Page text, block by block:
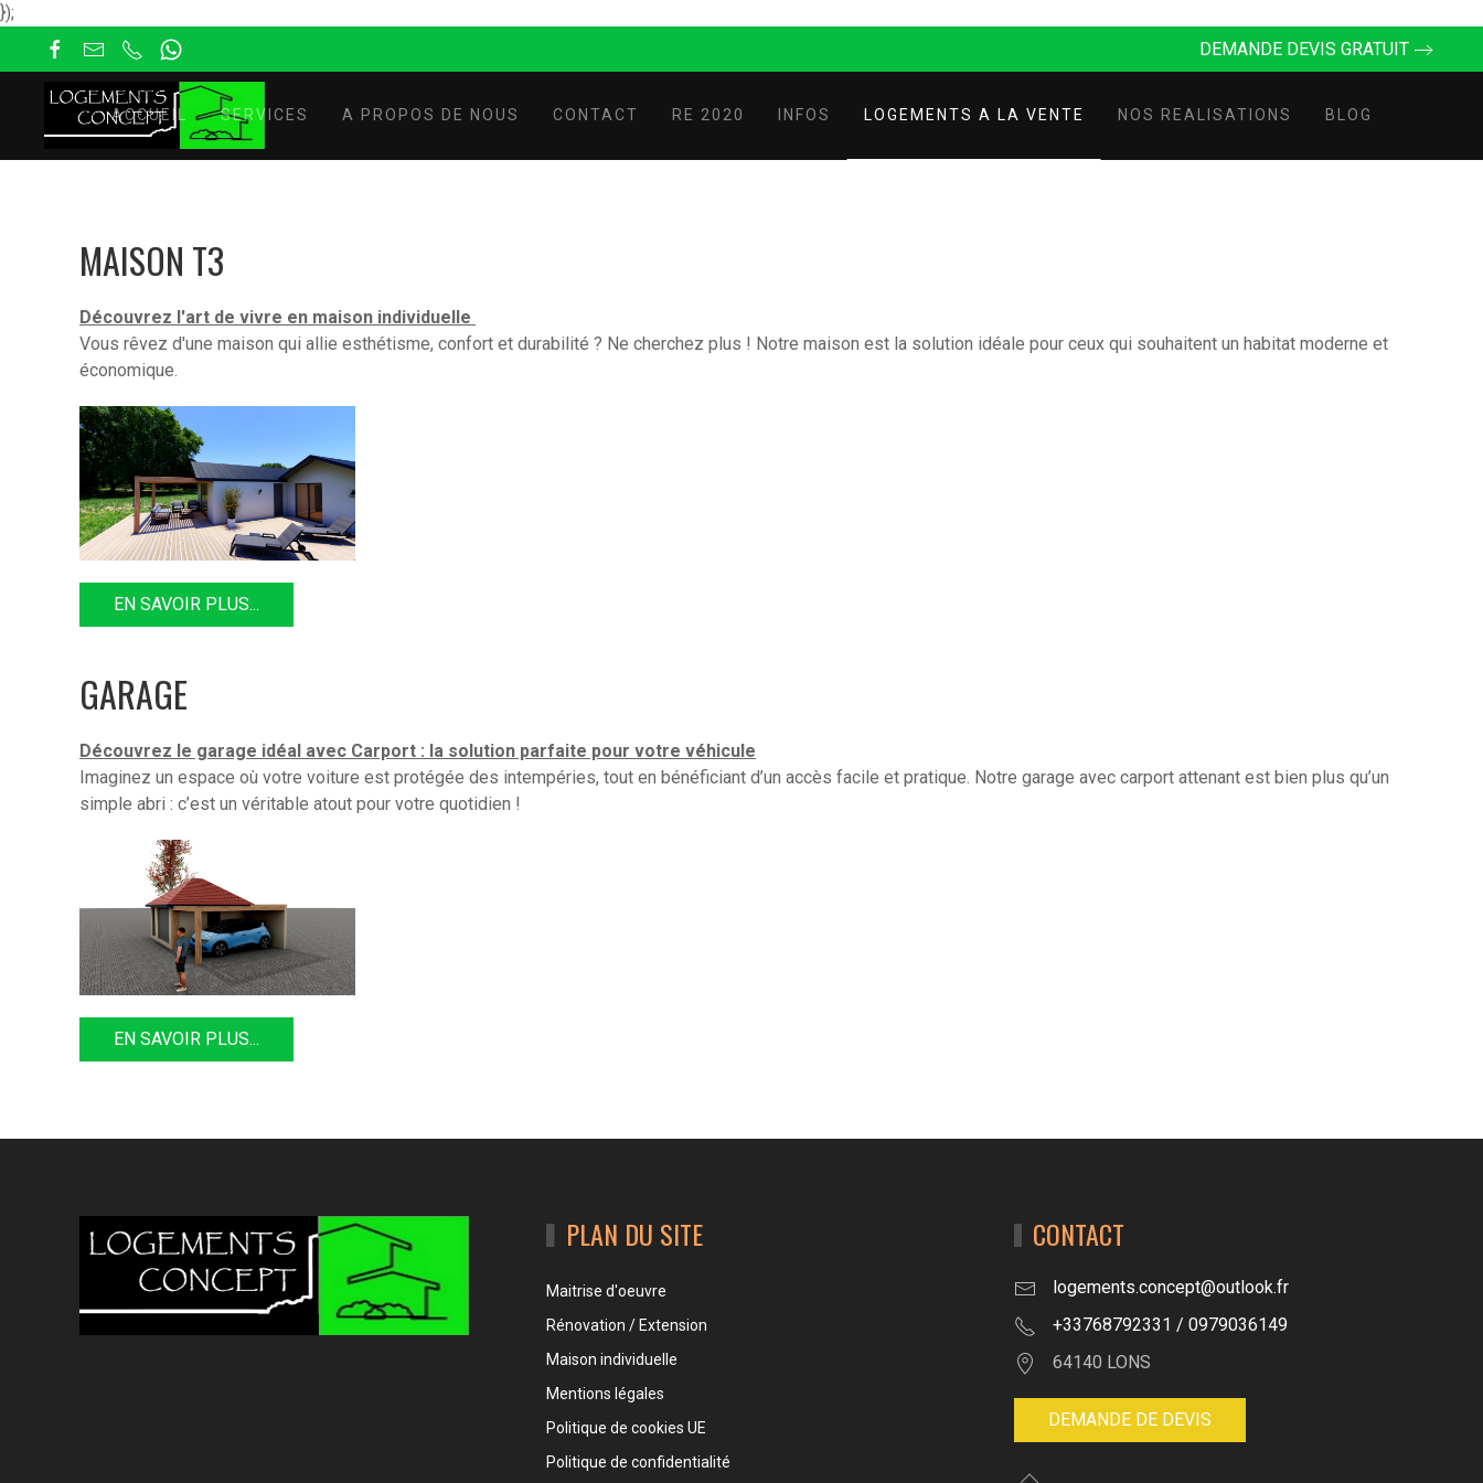
});
DEMANDE DEVIS GRATUIT
ACCUEIL SERVICES A PROPOS DE NOUS CONTACT RE 2020 INFOS LOGEMENTS A LA VENTE NOS REALISATIONS BLOG
MAISON T3
Découvrez l'art de vivre en maison individuelle
Vous rêvez d'une maison qui allie esthétisme, confort et durabilité ? Ne cherchez plus ! Notre maison est la solution idéale pour ceux qui souhaitent un habitat moderne et
économique.
EN SAVOIR PLUS...
GARAGE
Découvrez le garage idéal avec Carport : la solution parfaite pour votre véhicule
Imaginez un espace où votre voiture est protégée des intempéries, tout en bénéficiant d’un accès facile et pratique. Notre garage avec carport attenant est bien plus qu’un
simple abri : c’est un véritable atout pour votre quotidien !
EN SAVOIR PLUS...
PLAN DU SITE
Maitrise d'oeuvre
Rénovation / Extension
Maison individuelle
Mentions légales
Politique de cookies UE
Politique de confidentialité
CONTACT
logements.concept@outlook.fr
+33768792331 / 0979036149
64140 LONS
DEMANDE DE DEVIS